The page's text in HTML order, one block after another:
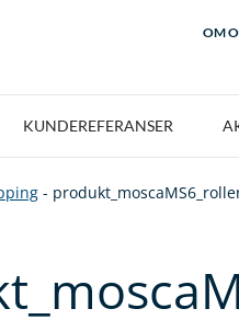
OM
KUNDEREFERANSER
-